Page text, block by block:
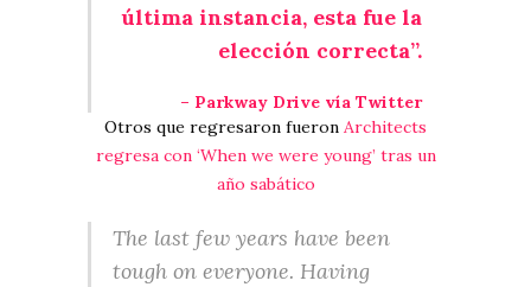
última instancia, esta fue la
elección correcta”.
– Parkway Drive vía Twitter
Otros que regresaron fueron Architects
regresa con ‘When we were young’ tras un
año sabático
The last few years have been
tough on everyone. Having